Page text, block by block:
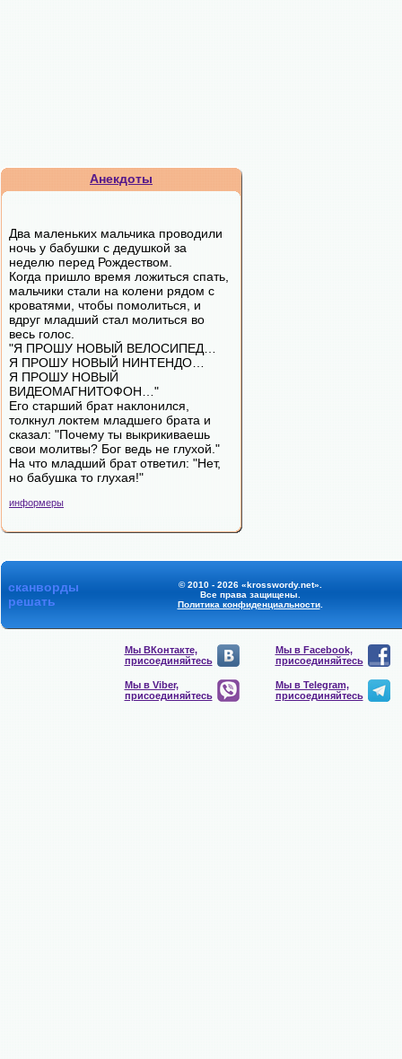
Анекдоты
Два маленьких мальчика проводили
ночь у бабушки с дедушкой за
неделю перед Рождеством.
Когда пришло время ложиться спать,
мальчики стали на колени рядом с
кроватями, чтобы помолиться, и
вдруг младший стал молиться во
весь голос.
"Я ПРОШУ НОВЫЙ ВЕЛОСИПЕД…
Я ПРОШУ НОВЫЙ НИНТЕНДО…
Я ПРОШУ НОВЫЙ
ВИДЕОМАГНИТОФОН…"
Его старший брат наклонился,
толкнул локтем младшего брата и
сказал: "Почему ты выкрикиваешь
свои молитвы? Бог ведь не глухой."
На что младший брат ответил: "Нет,
но бабушка то глухая!"
информеры
сканворды
решать
© 2010 - 2026 «krosswordy.net».
Все права защищены.
Политика конфиденциальности.
Мы ВКонтакте,
присоединяйтесь
Мы в Facebook,
присоединяйтесь
Мы в Viber,
присоединяйтесь
Мы в Telegram,
присоединяйтесь